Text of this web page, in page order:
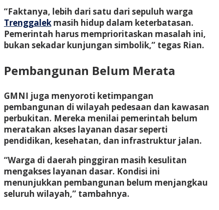
“Faktanya, lebih dari satu dari sepuluh warga
Trenggalek masih hidup dalam keterbatasan.
Pemerintah harus memprioritaskan masalah ini,
bukan sekadar kunjungan simbolik,” tegas Rian.
Pembangunan Belum Merata
GMNI juga menyoroti ketimpangan
pembangunan di wilayah pedesaan dan kawasan
perbukitan. Mereka menilai pemerintah belum
meratakan akses layanan dasar seperti
pendidikan, kesehatan, dan infrastruktur jalan.
“Warga di daerah pinggiran masih kesulitan
mengakses layanan dasar. Kondisi ini
menunjukkan pembangunan belum menjangkau
seluruh wilayah,” tambahnya.